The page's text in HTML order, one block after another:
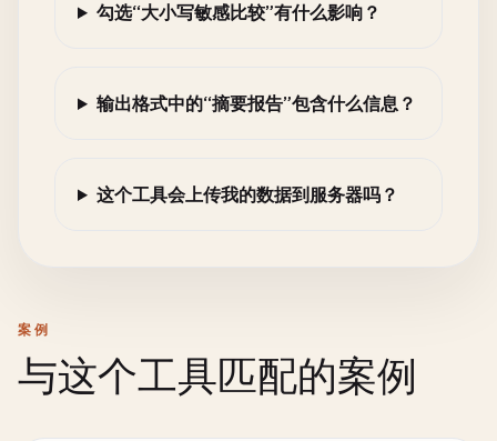
勾选“大小写敏感比较”有什么影响？
输出格式中的“摘要报告”包含什么信息？
这个工具会上传我的数据到服务器吗？
案例
与这个工具匹配的案例